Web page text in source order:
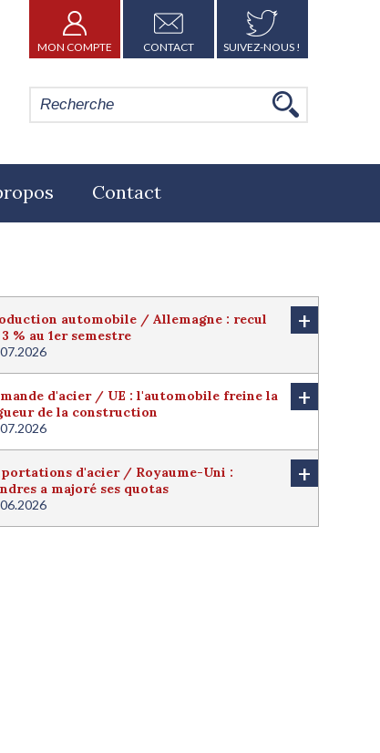
MON COMPTE CONTACT SUIVEZ-NOUS !
Contact
automobile / Allemagne : recul
3 % au 1er semestre
+
d'acier / UE : l'automobile freine la
de la construction
+
d'acier / Royaume-Uni :
a majoré ses quotas
+